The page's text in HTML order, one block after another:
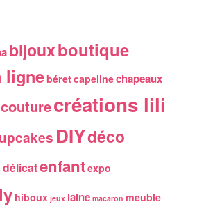
bijouxboutique
lignebéretcapelinechapeaux
couturecréations lili
DIYdéco
délicatenfantexpo
hiboux jeux laine macaron meuble